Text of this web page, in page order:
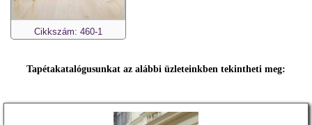
Cikkszám: 460-1
Tapétakatalógusunkat az alábbi üzleteinkben tekintheti meg: